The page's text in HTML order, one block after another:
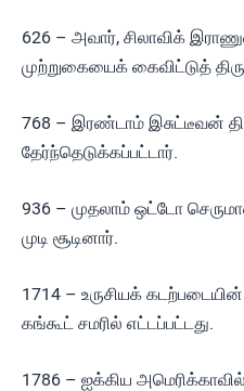
626 – அவார், சிலாவிக்
முற்றுகையைக் கைவிட்டுத்
768 – இரண்டாம் இசுட்டீவன்
தேர்ந்தெடுக்கப்பட்டார்.
936 – முதலாம் ஒட்டோ
முடி சூடினார்.
1714 – உருசியக்
கங்கூட் சமரில் எட்டப்பட்டது.
1786 – ஐக்கிய